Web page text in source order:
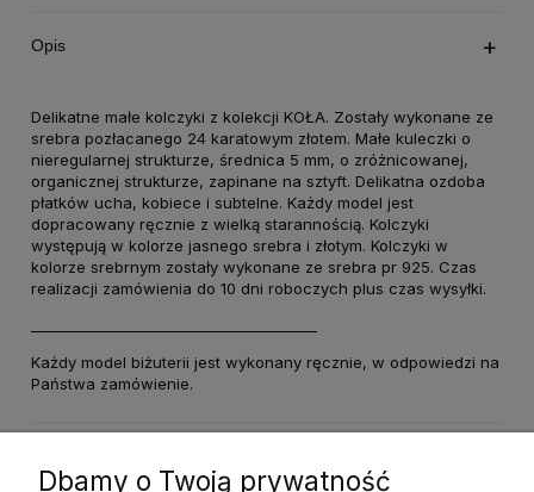
Opis
Delikatne małe kolczyki z kolekcji KOŁA. Zostały wykonane ze
srebra pozłacanego 24 karatowym złotem. Małe kuleczki o
nieregularnej strukturze, średnica 5 mm, o zróżnicowanej,
organicznej strukturze, zapinane na sztyft. Delikatna ozdoba
płatków ucha, kobiece i subtelne. Każdy model jest
dopracowany ręcznie z wielką starannością. Kolczyki
występują w kolorze jasnego srebra i złotym. Kolczyki w
kolorze srebrnym zostały wykonane ze srebra pr 925. Czas
realizacji zamówienia do 10 dni roboczych plus czas wysyłki.
Każdy model biżuterii jest wykonany ręcznie, w odpowiedzi na
Państwa zamówienie.
Dbamy o Twoją prywatność